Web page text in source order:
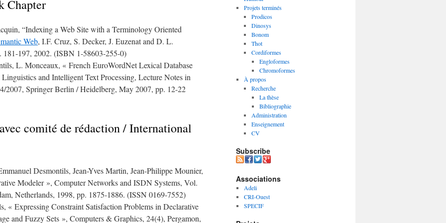
Chapter
“Indexing a Web Site with a Terminology Oriented
Web, I.F. Cruz, S. Decker, J. Euzenat and D. L.
181-197, 2002. (ISBN 1-58603-255-0)
L. Monceaux, « French EuroWordNet Lexical Database
and Intelligent Text Processing, Lecture Notes in
2007, Springer Berlin / Heidelberg, May 2007, pp. 12-22
comité de rédaction / International
Desmontils, Jean-Yves Martin, Jean-Philippe Mounier,
Modeler », Computer Networks and ISDN Systems, Vol.
Netherlands, 1998, pp. 1875-1886. (ISSN 0169-7552)
« Expressing Constraint Satisfaction Problems in Declarative
and Fuzzy Sets », Computers & Graphics, 24(4), Pergamon,
Projets terminés
Prodicos
Dinosys
Bonom
Thot
Cordiformes
Engloformes
Chromoformes
À propos
Recherche
La thèse
Bibliographie
Administration
Enseignement
CV
Subscribe
Associations
Adeli
CRI-Ouest
SPECIF